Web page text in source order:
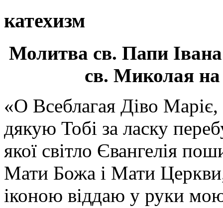
катехизм
Молитва св. Папи
св. Миколая на
«О Всеблагая Діво
дякую Тобі за ласку
якої світло Євангелія
Мати Божа і Мати
іконою віддаю у руки